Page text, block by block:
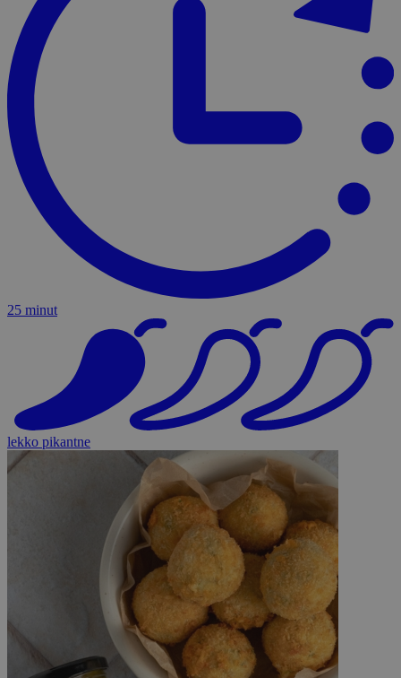
25 minut
lekko pikantne